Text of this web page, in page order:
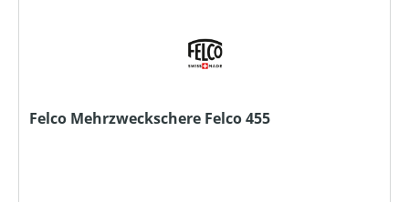
Felco Mehrzweckschere Felco 455